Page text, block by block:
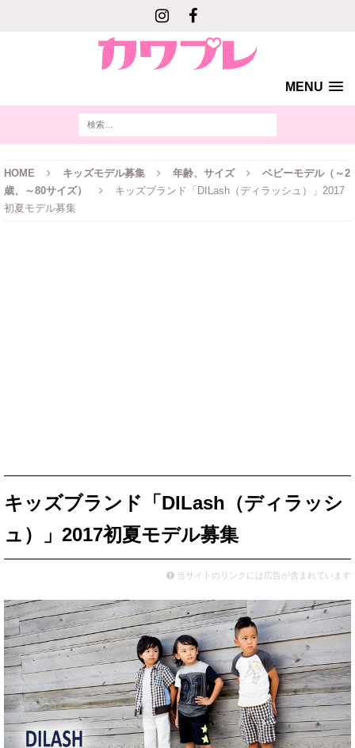
MENU
HOME キッズモデル募集 年齢、サイズ
ベビーモデル（～2
歳、～80サイズ）
キッズブランド「DILash（ディラッシュ）」2017
初夏モデル募集
キッズブランド「DILash（ディラッシ
ュ）」2017初夏モデル募集
当サイトのリンクには広告が含まれています